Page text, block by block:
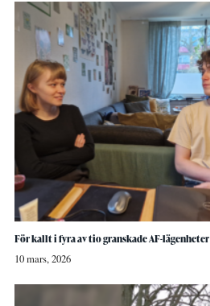
För kallt i fyra av tio granskade AF-lägenheter
10 mars, 2026